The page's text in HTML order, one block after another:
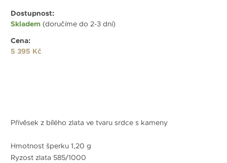
Dostupnost:
Skladem (doručíme do 2-3 dní)
Cena:
5 395 Kč
Přívěsek z bílého zlata ve tvaru srdce s kameny
Hmotnost šperku 1,20 g
Ryzost zlata 585/1000